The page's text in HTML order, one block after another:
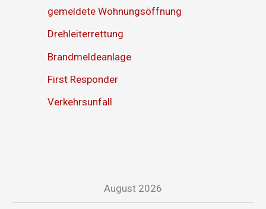
gemeldete Wohnungsöffnung
Drehleiterrettung
Brandmeldeanlage
First Responder
Verkehrsunfall
August 2026